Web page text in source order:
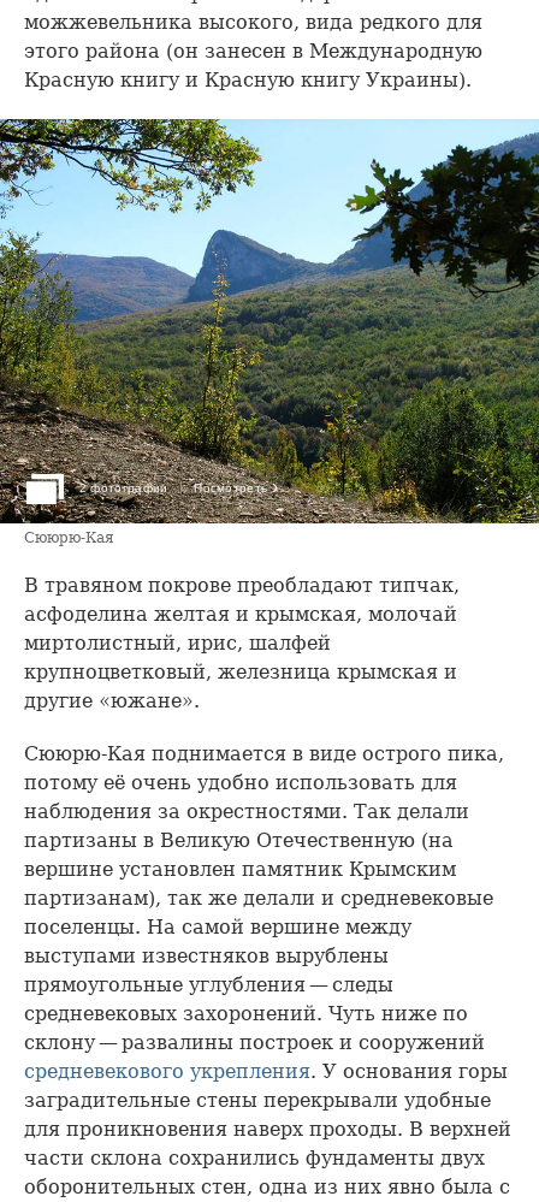
можжевельника высокого, вида редкого для
этого района (он занесен в Международную
Красную книгу и Красную книгу Украины).
2 фотографии Посмотреть ›
Сююрю-Кая
В травяном покрове преобладают типчак,
асфоделина желтая и крымская, молочай
миртолистный, ирис, шалфей
крупноцветковый, железница крымская и
другие «южане».
Сююрю-Кая поднимается в виде острого пика,
потому её очень удобно использовать для
наблюдения за окрестностями. Так делали
партизаны в Великую Отечественную (на
вершине установлен памятник Крымским
партизанам), так же делали и средневековые
поселенцы. На самой вершине между
выступами известняков вырублены
прямоугольные углубления — следы
средневековых захоронений. Чуть ниже по
склону — развалины построек и сооружений
средневекового укрепления. У основания горы
заградительные стены перекрывали удобные
для проникновения наверх проходы. В верхней
части склона сохранились фундаменты двух
оборонительных стен, одна из них явно была с